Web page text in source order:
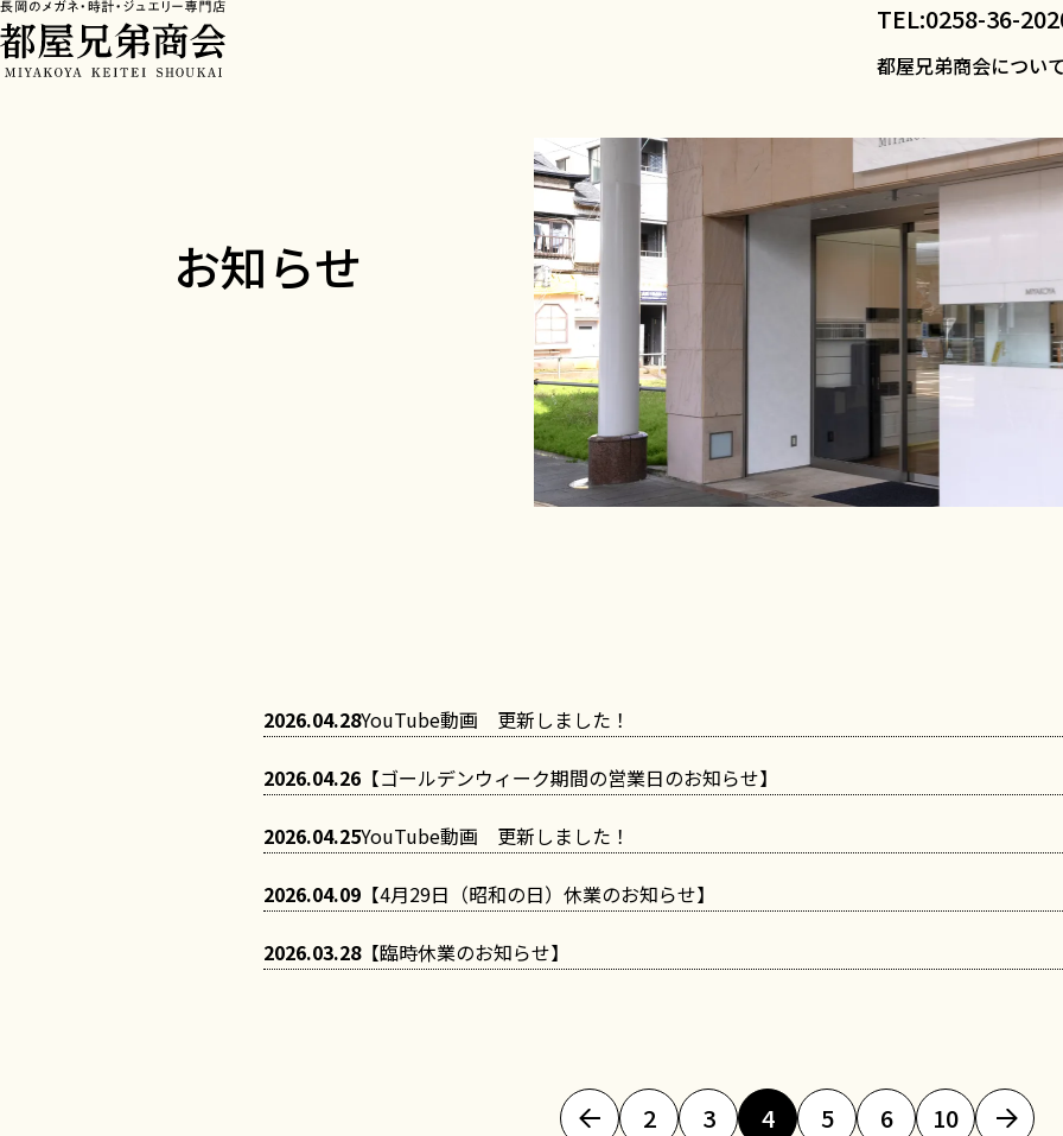
TEL:0258-36-
都屋兄弟商会につい
HOME>お知らせ
お知らせ
2026.04.28YouTube動画 更新しました！
2026.04.26 【ゴールデンウィーク期間の営業日のお知らせ】
2026.04.25YouTube動画 更新しました！
2026.04.09 【4月29日（昭和の日）休業のお知らせ】
2026.03.28【臨時休業のお知らせ】
2 3 4 5 6 10